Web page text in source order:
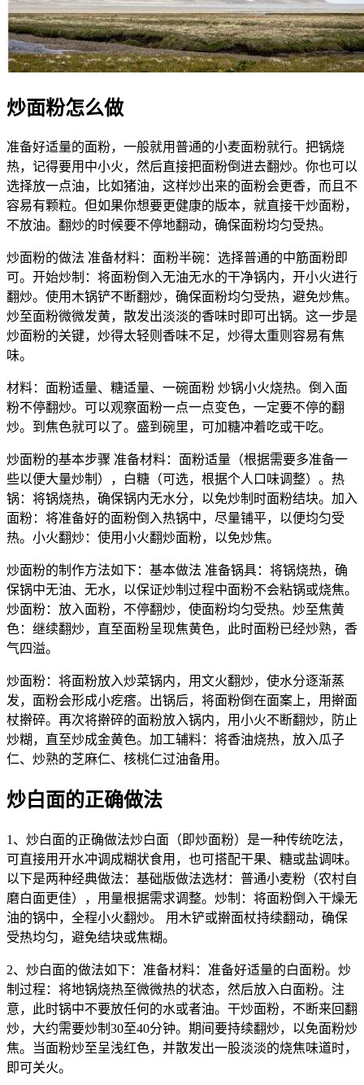
炒面粉怎么做
准备好适量的面粉，一般就用普通的小麦面粉就行。把锅烧
热，记得要用中小火，然后直接把面粉倒进去翻炒。你也可以
选择放一点油，比如猪油，这样炒出来的面粉会更香，而且不
容易有颗粒。但如果你想要更健康的版本，就直接干炒面粉，
不放油。翻炒的时候要不停地翻动，确保面粉均匀受热。
炒面粉的做法 准备材料：面粉半碗：选择普通的中筋面粉即
可。开始炒制：将面粉倒入无油无水的干净锅内，开小火进行
翻炒。使用木锅铲不断翻炒，确保面粉均匀受热，避免炒焦。
炒至面粉微微发黄，散发出淡淡的香味时即可出锅。这一步是
炒面粉的关键，炒得太轻则香味不足，炒得太重则容易有焦
味。
材料：面粉适量、糖适量、一碗面粉 炒锅小火烧热。倒入面
粉不停翻炒。可以观察面粉一点一点变色，一定要不停的翻
炒。到焦色就可以了。盛到碗里，可加糖冲着吃或干吃。
炒面粉的基本步骤 准备材料：面粉适量（根据需要多准备一
些以便大量炒制），白糖（可选，根据个人口味调整）。热
锅：将锅烧热，确保锅内无水分，以免炒制时面粉结块。加入
面粉：将准备好的面粉倒入热锅中，尽量铺平，以便均匀受
热。小火翻炒：使用小火翻炒面粉，以免炒焦。
炒面粉的制作方法如下：基本做法 准备锅具：将锅烧热，确
保锅中无油、无水，以保证炒制过程中面粉不会粘锅或烧焦。
炒面粉：放入面粉，不停翻炒，使面粉均匀受热。炒至焦黄
色：继续翻炒，直至面粉呈现焦黄色，此时面粉已经炒熟，香
气四溢。
炒面粉：将面粉放入炒菜锅内，用文火翻炒，使水分逐渐蒸
发，面粉会形成小疙瘩。出锅后，将面粉倒在面案上，用擀面
杖擀碎。再次将擀碎的面粉放入锅内，用小火不断翻炒，防止
炒糊，直至炒成金黄色。加工辅料：将香油烧热，放入瓜子
仁、炒熟的芝麻仁、核桃仁过油备用。
炒白面的正确做法
1、炒白面的正确做法炒白面（即炒面粉）是一种传统吃法，
可直接用开水冲调成糊状食用，也可搭配干果、糖或盐调味。
以下是两种经典做法：基础版做法选材：普通小麦粉（农村自
磨白面更佳），用量根据需求调整。炒制：将面粉倒入干燥无
油的锅中，全程小火翻炒。 用木铲或擀面杖持续翻动，确保
受热均匀，避免结块或焦糊。
2、炒白面的做法如下：准备材料：准备好适量的白面粉。炒
制过程：将地锅烧热至微微热的状态，然后放入白面粉。注
意，此时锅中不要放任何的水或者油。干炒面粉，不断来回翻
炒，大约需要炒制30至40分钟。期间要持续翻炒，以免面粉炒
焦。当面粉炒至呈浅红色，并散发出一股淡淡的烧焦味道时，
即可关火。